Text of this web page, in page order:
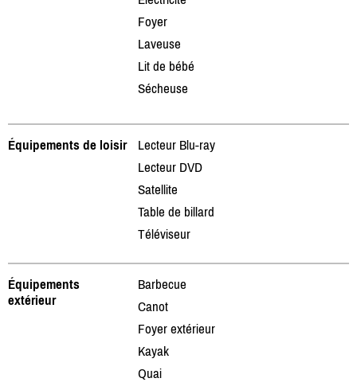
Foyer
Laveuse
Lit de bébé
Sécheuse
Équipements de loisir
Lecteur Blu-ray
Lecteur DVD
Satellite
Table de billard
Téléviseur
Équipements
extérieur
Barbecue
Canot
Foyer extérieur
Kayak
Quai